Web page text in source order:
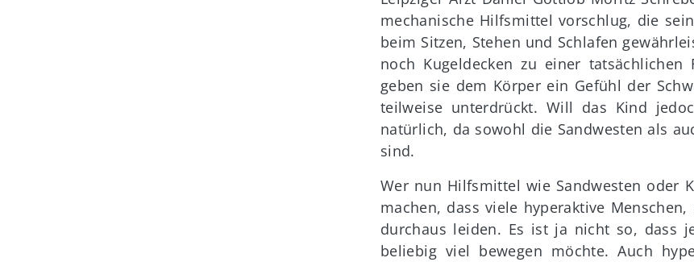
mechanische Hilfsmittel vorschlug, die
beim Sitzen, Stehen und Schlafen
noch Kugeldecken zu einer
geben sie dem Körper ein Gefühl der
teilweise unterdrückt. Will das Kind
natürlich, da sowohl die Sandwesten als
sind.
Wer nun Hilfsmittel wie Sandwesten oder
machen, dass viele hyperaktive
durchaus leiden. Es ist ja nicht so, dass
beliebig viel bewegen möchte. Auch